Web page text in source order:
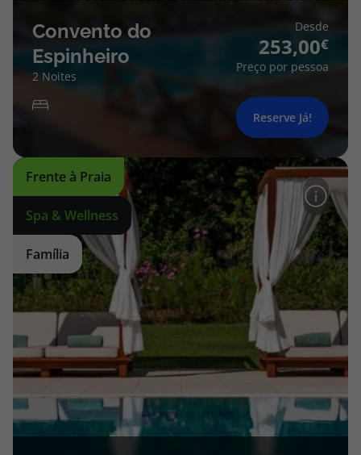
Convento do
Espinheiro
2 Noites
Desde
253,00
Preço por pessoa
Reserve Já!
Frente à Praia
Spa & Wellness
Família